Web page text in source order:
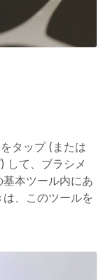
タップ (または
して、ブラシメ
本ツール内にあ
、このツールを